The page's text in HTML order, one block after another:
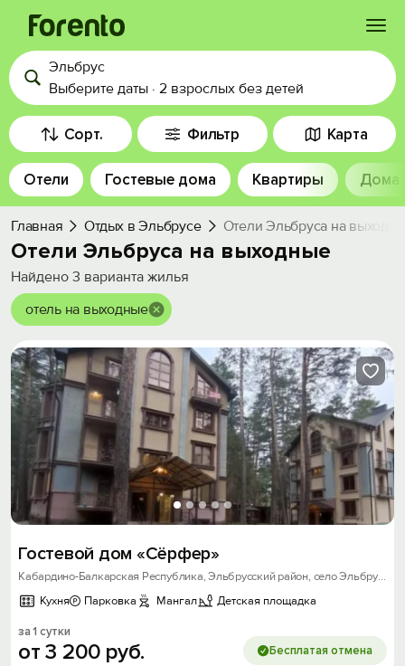
Войти
Избранное
История просмотра
Добавить свой объект
Эльбрус
Выберите даты · 2 взрослых без детей
Сорт. Фильтр Карта
Отели Гостевые дома Квартиры Дома
Главная Отдых в Эльбрусе Отели Эльбруса на
Отели Эльбруса на выходные
Найдено 3 варианта жилья
отель на выходные
Гостевой дом «Сёрфер»
Кабардино-Балкарская Республика, Эльбрусский район, село Эльбрус, улица Балкарская, д. 21 с.1
Кухня
Парковка Мангал Детская площадка
за 1 сутки
от3 200 руб. Бесплатая отмена